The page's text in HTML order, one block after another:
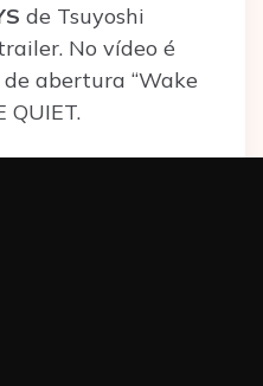
de Tsuyoshi
No vídeo é
abertura “Wake
QUIET.